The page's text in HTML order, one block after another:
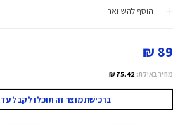
הוסף להשוואה
89 ₪
מחיר באילת: 75.42 ₪
ברכישת מוצר זה תוכלו לקבל עד 89 נקודות מועדון!